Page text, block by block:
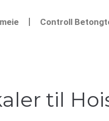
Controll
til